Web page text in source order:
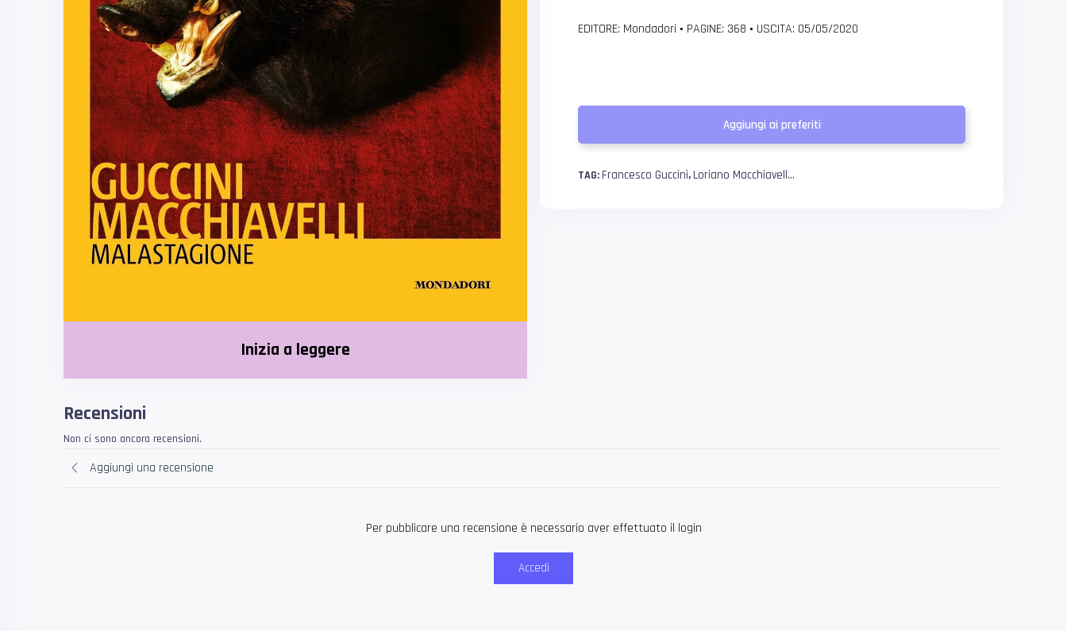
Inizia a leggere
EDITORE: Mondadori • PAGINE: 368 • USCITA: 05/05/2020
Aggiungi ai preferiti
TAG:Francesco Guccini,Loriano Macchiavell...
Recensioni
Non ci sono ancora recensioni.
Aggiungi una recensione
Per pubblicare una recensione è necessario aver effettuato il login
Accedi